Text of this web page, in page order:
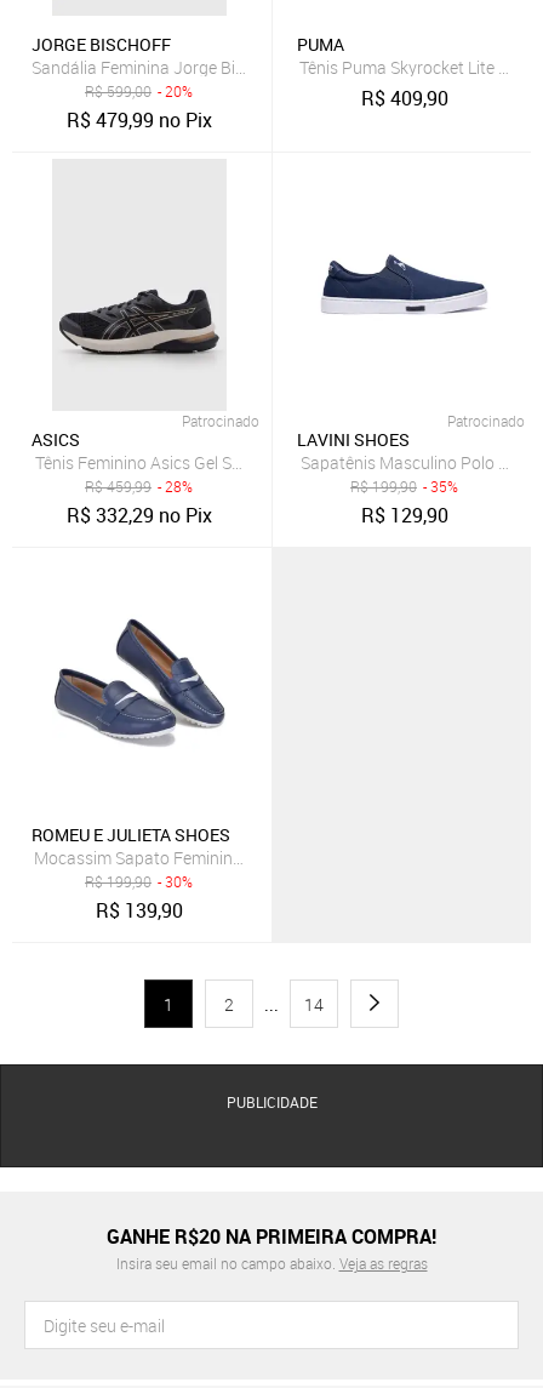
JORGE BISCHOFF
Sandália Feminina Jorge Bischoff Couro Salto Bloco Azul Marinho
R$599,00 - 20%
R$479,99 no Pix
PUMA
Tênis Puma Skyrocket Lite 2
R$409,90
Patrocinado
ASICS
Tênis Feminino Asics Gel Shogun ST Azul Marinho
R$459,99 - 28%
R$332,29 no Pix
Patrocinado
LAVINI SHOES
Sapatênis Masculino Polo Joy
R$199,90 - 35%
R$ 129,90
ROMEU E JULIETA SHOES
Mocassim Sapato Feminino Couro Legítimo Casual Azul Marinho
R$199,90 - 30%
R$ 139,90
1 2 ... 14
PUBLICIDADE
GANHE R$20 NA PRIMEIRA COMPRA!
Insira seu email no campo abaixo. Veja as regras